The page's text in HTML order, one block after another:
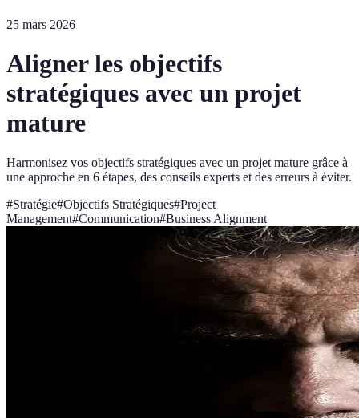
25 mars 2026
Aligner les objectifs
stratégiques avec un projet
mature
Harmonisez vos objectifs stratégiques avec un projet mature grâce à
une approche en 6 étapes, des conseils experts et des erreurs à éviter.
#Stratégie#Objectifs Stratégiques#Project
Management#Communication#Business Alignment